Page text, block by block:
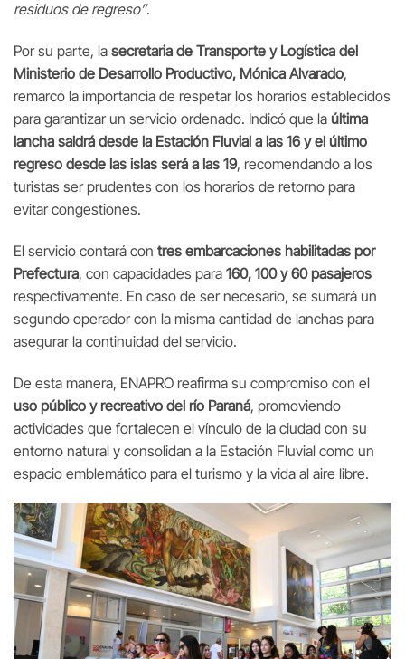
residuos de regreso”.
Por su parte, la secretaria de Transporte y Logística del
Ministerio de Desarrollo Productivo, Mónica Alvarado,
remarcó la importancia de respetar los horarios establecidos
para garantizar un servicio ordenado. Indicó que la última
lancha saldrá desde la Estación Fluvial a las 16 y el último
regreso desde las islas será a las 19, recomendando a los
turistas ser prudentes con los horarios de retorno para
evitar congestiones.
El servicio contará con tres embarcaciones habilitadas por
Prefectura, con capacidades para 160, 100 y 60 pasajeros
respectivamente. En caso de ser necesario, se sumará un
segundo operador con la misma cantidad de lanchas para
asegurar la continuidad del servicio.
De esta manera, ENAPRO reafirma su compromiso con el
uso público y recreativo del río Paraná, promoviendo
actividades que fortalecen el vínculo de la ciudad con su
entorno natural y consolidan a la Estación Fluvial como un
espacio emblemático para el turismo y la vida al aire libre.